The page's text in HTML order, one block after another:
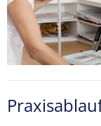
Blockaden
und
Widerstände
angestellter
Seminare